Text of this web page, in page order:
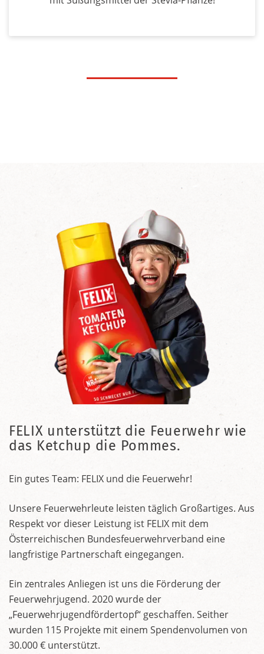
FELIX unterstützt die Feuerwehr wie
das Ketchup die Pommes.
Ein gutes Team: FELIX und die Feuerwehr!
Unsere Feuerwehrleute leisten täglich Großartiges. Aus
Respekt vor dieser Leistung ist FELIX mit dem
Österreichischen Bundesfeuerwehrverband eine
langfristige Partnerschaft eingegangen.
Ein zentrales Anliegen ist uns die Förderung der
Feuerwehrjugend. 2020 wurde der
„Feuerwehrjugendfördertopf“ geschaffen. Seither
wurden 115 Projekte mit einem Spendenvolumen von
30.000 € unterstützt.